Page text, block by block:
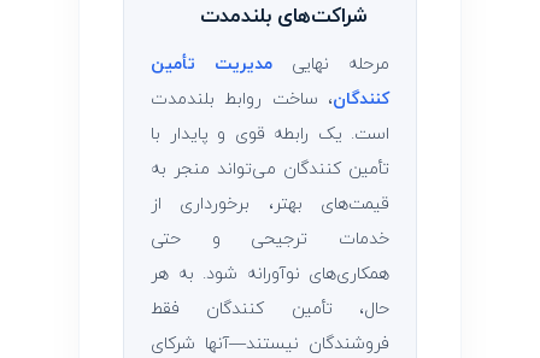
شراکت‌های بلندمدت
مرحله نهایی مدیریت تأمین
‌کنندگان، ساخت روابط بلندمدت
است. یک رابطه قوی و پایدار با
تأمین ‌کنندگان می‌تواند منجر به
قیمت‌های بهتر، برخورداری از
خدمات ترجیحی و حتی
همکاری‌های نوآورانه شود. به هر
حال، تأمین ‌کنندگان فقط
فروشندگان نیستند—آنها شرکای